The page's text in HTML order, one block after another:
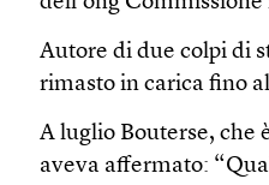
Autore di due colpi di
rimasto in carica fino
A luglio Bouterse, che
aveva affermato: